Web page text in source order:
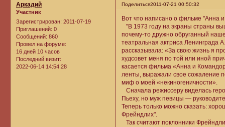
Поделиться2011-07-21 00:50:32
Аркадий
Участник
Зарегистрирован: 2011-07-19
Приглашений: 0
Сообщений: 860
Провел на форуме:
16 дней 10 часов
Последний визит:
2022-06-14 14:54:28
Вот что написано о фильме "Анна
"В 1973 году на экраны страны
почему-то дружно обруганный
театральная актриса Ленинграда
рассказывала: «За свою жизнь я
худсовет меня по той или иной
касается фильма «Анна и
ленты, выражали свое сожаление
миф о моей «некиногеничности».
Сначала режиссеру виделась
Пьеху, но муж певицы —
Теперь только можно сказать:
Фрейндлих".
Так считают поклонники